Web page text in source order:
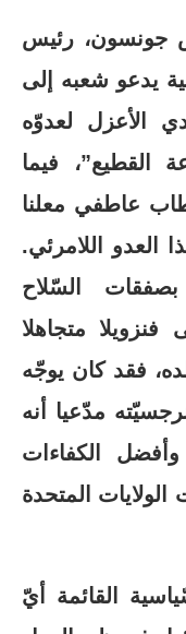
جونسون، رئيس
يدعو شعبه إلى
الأعزل لعدوّه
القطيع”، فيما
عاطفي معلنا
اللامرئي.
السّلاح
متجاهلا
فقد كان يوجّه
مدّعيا أنه
الكفاءات
الولايات المتحدة
القائمة أيّ